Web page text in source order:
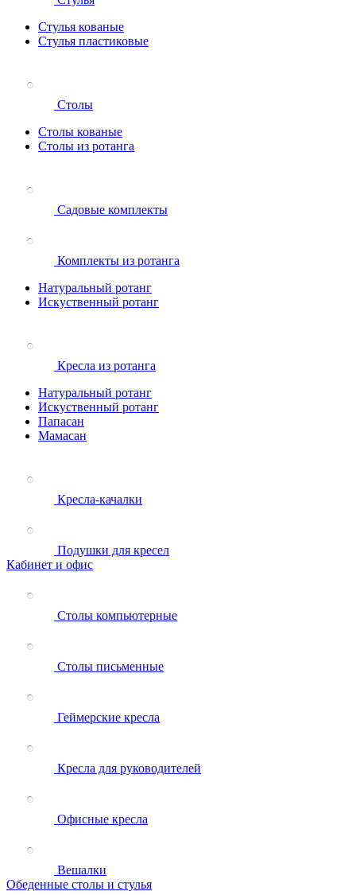
Стулья кованые
Стулья пластиковые
Столы
Столы кованые
Столы из ротанга
Садовые комплекты
Комплекты из ротанга
Натуральный ротанг
Искуственный ротанг
Кресла из ротанга
Натуральный ротанг
Искуственный ротанг
Папасан
Мамасан
Кресла-качалки
Подушки для кресел
Кабинет и офис
Столы компьютерные
Столы письменные
Геймерские кресла
Кресла для руководителей
Офисные кресла
Вешалки
Обеденные столы и стулья